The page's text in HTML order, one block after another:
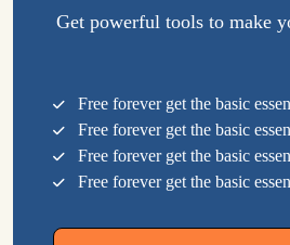
Get powerful tools to make
Free forever get the basic
Free forever get the basic
Free forever get the basic
Free forever get the basic